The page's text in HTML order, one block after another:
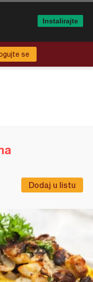
se
Dodaj u listu
Instalirajte